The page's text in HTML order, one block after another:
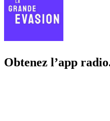
Obtenez l’app